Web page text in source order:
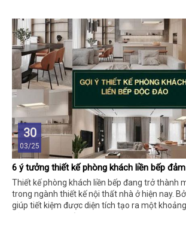
30
03/25
6 ý tưởng thiết kế phòng khách liền bếp
Thiết kế phòng khách liền bếp đang trở thành
trong ngành thiết kế nội thất nhà ở hiện nay.
giúp tiết kiệm được diện tích tạo ra một